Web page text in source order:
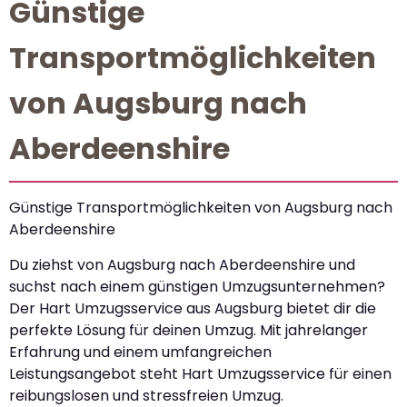
Günstige
Transportmöglichkeiten
von Augsburg nach
Aberdeenshire
Günstige Transportmöglichkeiten von Augsburg nach
Aberdeenshire
Du ziehst von Augsburg nach Aberdeenshire und
suchst nach einem günstigen Umzugsunternehmen?
Der Hart Umzugsservice aus Augsburg bietet dir die
perfekte Lösung für deinen Umzug. Mit jahrelanger
Erfahrung und einem umfangreichen
Leistungsangebot steht Hart Umzugsservice für einen
reibungslosen und stressfreien Umzug.